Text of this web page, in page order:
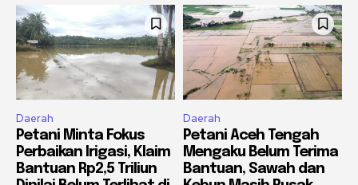
Daerah
Petani Minta Fokus
Perbaikan Irigasi, Klaim
Bantuan Rp2,5 Triliun
Daerah
Petani Aceh Tengah
Mengaku Belum Terima
Bantuan, Sawah dan